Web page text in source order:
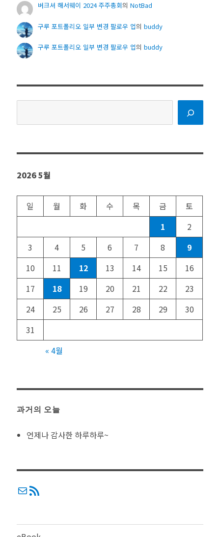
버크셔 해서웨이 2024 주주총회의 NotBad
구루 포트폴리오 일부 변경 팔로우 업의 buddy
구루 포트폴리오 일부 변경 팔로우 업의 buddy
2026 5월
일 월 화 수 목 금
토
1
2
3
4 5 6 7 8
9
10
11 12 13 14 15
16
17
18 19 20 21 22
23
24
25 26 27 28 29
30
31
« 4월
과거의 오늘
언제나 감사한 하루하루~
메일RSS